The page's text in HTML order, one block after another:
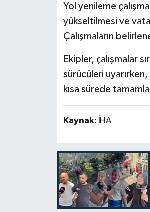
Yol yenileme
yükseltilmesi ve
Çalışmaların
Ekipler, çalışmalar
sürücüleri
kısa sürede
Kaynak: İHA